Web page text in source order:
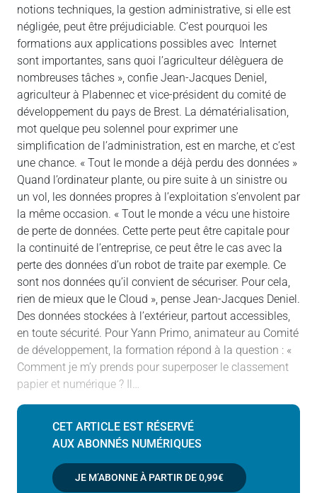
notions techniques, la gestion administrative, si elle est
négligée, peut être préjudiciable. C’est pourquoi les
formations aux applications possibles avec Internet
sont importantes, sans quoi l’agriculteur délèguera de
nombreuses tâches », confie Jean-Jacques Deniel,
agriculteur à Plabennec et vice-président du comité de
développement du pays de Brest. La dématérialisation,
mot quelque peu solennel pour exprimer une
simplification de l’administration, est en marche, et c’est
une chance. « Tout le monde a déjà perdu des données »
Quand l’ordinateur plante, ou pire suite à un sinistre ou
un vol, les données propres à l’exploitation s’envolent par
la même occasion. « Tout le monde a vécu une histoire
de perte de données. Cette perte peut être capitale pour
la continuité de l’entreprise, ce peut être le cas avec la
perte des données d’un robot de traite par exemple. Ce
sont nos données qu’il convient de sécuriser. Pour cela,
rien de mieux que le Cloud », pense Jean-Jacques Deniel.
Des données stockées à l’extérieur, partout accessibles,
en toute sécurité. Pour Yann Primo, animateur au Comité
de développement, la formation répond à la question : «
Comment je m’y prends pour superposer le classement
papier et numérique ? Il…
CET ARTICLE EST RÉSERVÉ
AUX ABONNÉS NUMÉRIQUES
JE M’ABONNE À PARTIR DE0,99€